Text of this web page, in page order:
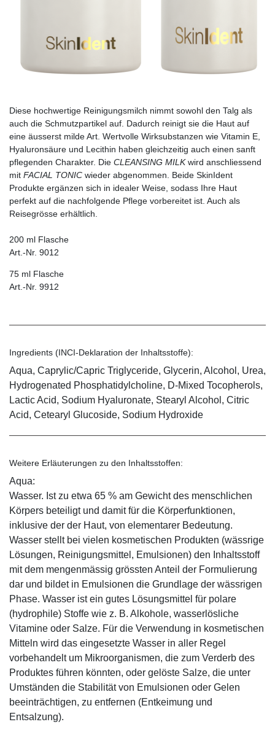
Diese hochwertige Reinigungsmilch nimmt sowohl den Talg als
auch die Schmutzpartikel auf. Dadurch reinigt sie die Haut auf
eine äusserst milde Art. Wertvolle Wirksubstanzen wie Vitamin E,
Hyaluronsäure und Lecithin haben gleichzeitig auch einen sanft
pflegenden Charakter. Die CLEANSING MILKwird anschliessend
mit FACIAL TONIC wieder abgenommen. Beide SkinIdent
Produkte ergänzen sich in idealer Weise, sodass Ihre Haut
perfekt auf die nachfolgende Pflege vorbereitet ist. Auch als
Reisegrösse erhältlich.
200 ml Flasche
Art.-Nr. 9012
75 ml Flasche
Art.-Nr. 9912
Ingredients (INCI-Deklaration der Inhaltsstoffe):
Aqua, Caprylic/Capric Triglyceride, Glycerin, Alcohol, Urea,
Hydrogenated Phosphatidylcholine, D-Mixed Tocopherols,
Lactic Acid, Sodium Hyaluronate, Stearyl Alcohol, Citric
Acid, Cetearyl Glucoside, Sodium Hydroxide
Weitere Erläuterungen zu den Inhaltsstoffen:
Aqua:
Wasser. Ist zu etwa 65 % am Gewicht des menschlichen
Körpers beteiligt und damit für die Körperfunktionen,
inklusive der der Haut, von elementarer Bedeutung.
Wasser stellt bei vielen kosmetischen Produkten (wässrige
Lösungen, Reinigungsmittel, Emulsionen) den Inhaltsstoff
mit dem mengenmässig grössten Anteil der Formulierung
dar und bildet in Emulsionen die Grundlage der wässrigen
Phase. Wasser ist ein gutes Lösungsmittel für polare
(hydrophile) Stoffe wie z. B. Alkohole, wasserlösliche
Vitamine oder Salze. Für die Verwendung in kosmetischen
Mitteln wird das eingesetzte Wasser in aller Regel
vorbehandelt um Mikroorganismen, die zum Verderb des
Produktes führen könnten, oder gelöste Salze, die unter
Umständen die Stabilität von Emulsionen oder Gelen
beeinträchtigen, zu entfernen (Entkeimung und
Entsalzung).